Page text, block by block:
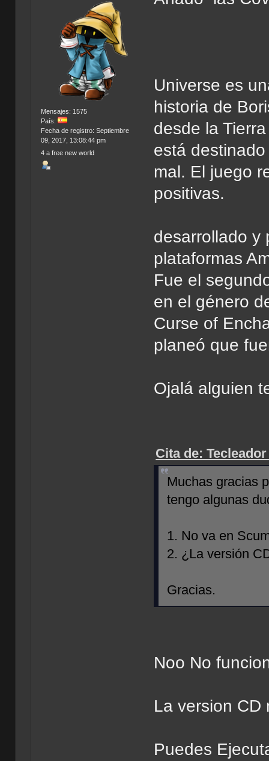
Mensajes: 1575
País:
Fecha de registro: Septiembre
09, 2017, 13:08:44 pm
4 a free new world
Universe es
historia de
desde la
está
mal. El juego
positivas.
desarrollado y
plataformas
Fue el
en el género
Curse of
planeó que
Ojalá alguien
Cita de:
Muchas gracias
tengo algunas
1. No va en
2. ¿La versión
Gracias.
Noo No
La version CD
Puedes